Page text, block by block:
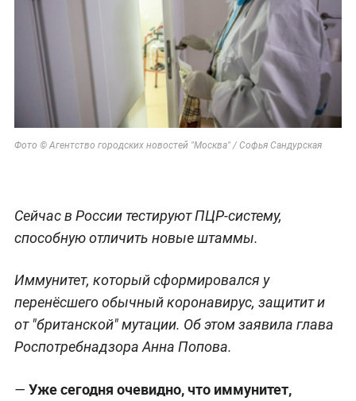
Фото © Агентство городских новостей "Москва" / Софья Сандурская
Сейчас в России тестируют ПЦР-систему,
способную отличить новые штаммы.
Иммунитет, который сформировался у
перенёсшего обычный коронавирус, защитит и
от "британской" мутации. Об этом заявила глава
Роспотребнадзора Анна Попова.
— Уже сегодня очевидно, что иммунитет,